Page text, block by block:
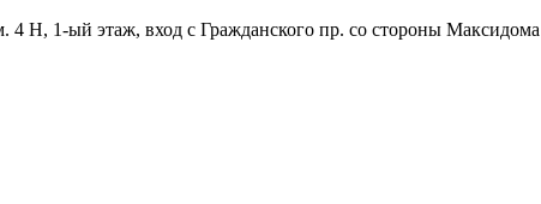
4 Н, 1-ый этаж, вход с Гражданского пр. со стороны Максидома